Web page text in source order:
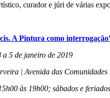
curador e júri de várias
A Pintura como
a 5 de janeiro de 2019
| Avenida das
às 19h00; sábados e